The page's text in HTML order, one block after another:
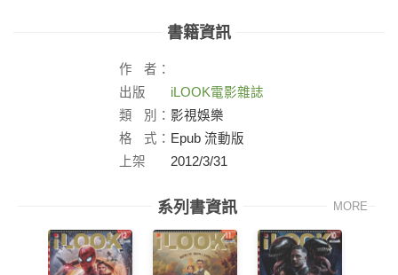
書籍資訊
作
者：
出版
社：
iLOOK電影雜誌
類
別： 影視娛樂
格
式： Epub 流動版
上架
2012/3/31
系列書資訊 MORE